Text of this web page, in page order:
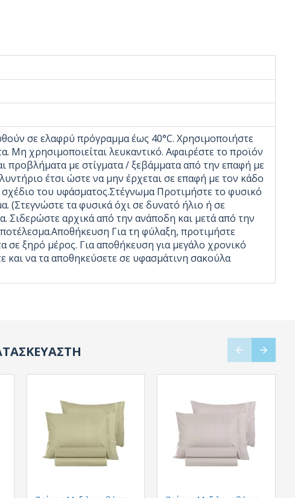
σε ελαφρύ πρόγραμμα έως 40°C. Χρησιμοποιήστε
Μη χρησιμοποιείται λευκαντικό. Αφαιρέστε το προϊόν
προβλήματα με στίγματα / ξεβάμματα από την επαφή με
έτσι ώστε να μην έρχεται σε επαφή με τον κάδο
του υφάσματος.Στέγνωμα Προτιμήστε το φυσικό
(Στεγνώστε τα φυσικά όχι σε δυνατό ήλιο ή σε
Σιδερώστε αρχικά από την ανάποδη και μετά από την
Για τη φύλαξη, προτιμήστε
σε ξηρό μέρος. Για αποθήκευση για μεγάλο χρονικό
και να τα αποθηκεύσετε σε υφασμάτινη σακούλα